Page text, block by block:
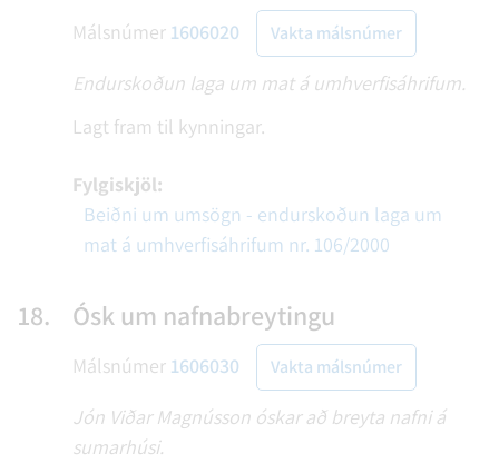
Málsnúmer 1606020 Vakta málsnúmer
Endurskoðun laga um mat á umhverfisáhrifum.
Lagt fram til kynningar.
Fylgiskjöl:
Beiðni um umsögn - endurskoðun laga um
mat á umhverfisáhrifum nr. 106/2000
18. Ósk um nafnabreytingu
Málsnúmer 1606030 Vakta málsnúmer
Jón Viðar Magnússon óskar að breyta nafni á
sumarhúsi.